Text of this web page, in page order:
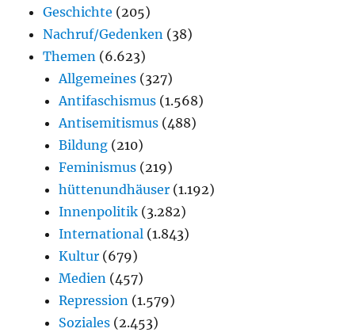
Geschichte (205)
Nachruf/Gedenken (38)
Themen (6.623)
Allgemeines (327)
Antifaschismus (1.568)
Antisemitismus (488)
Bildung (210)
Feminismus (219)
hüttenundhäuser (1.192)
Innenpolitik (3.282)
International (1.843)
Kultur (679)
Medien (457)
Repression (1.579)
Soziales (2.453)